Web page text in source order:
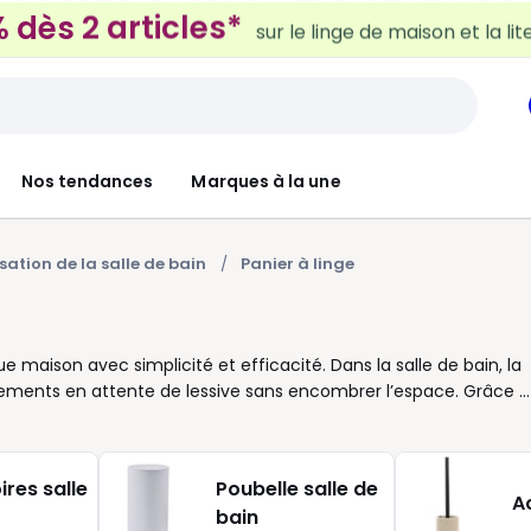
dès 2 articles* sur le linge de maison et la
Nos tendances Marques à la une
de la salle de bain Panier à linge
maison avec simplicité et efficacité. Dans la salle de bain, la
en attente de lessive sans encombrer l’espace. Grâce à
à votre rythme de vie et à celui de votre foyer. Avec des
avec couvercle pour un aspect discret, d’autres optent
un seul geste. Le design aussi a son rôle : panière en
encore modèles aux couleurs neutres qui s’intègrent
salle
Poubelle salle de
bain